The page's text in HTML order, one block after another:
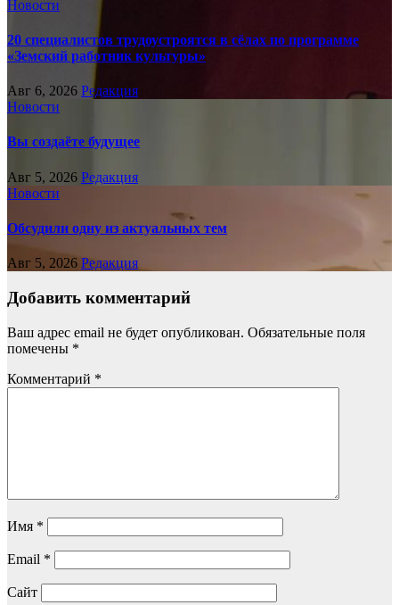
Новости
20 специалистов трудоустроятся в сёлах по программе
«Земский работник культуры»
Авг 6, 2026 Редакция
Новости
Вы создаёте будущее
Авг 5, 2026 Редакция
Новости
Обсудили одну из актуальных тем
Авг 5, 2026 Редакция
Добавить комментарий
Ваш адрес email не будет опубликован. Обязательные поля
помечены *
Комментарий *
Имя *
Email *
Сайт